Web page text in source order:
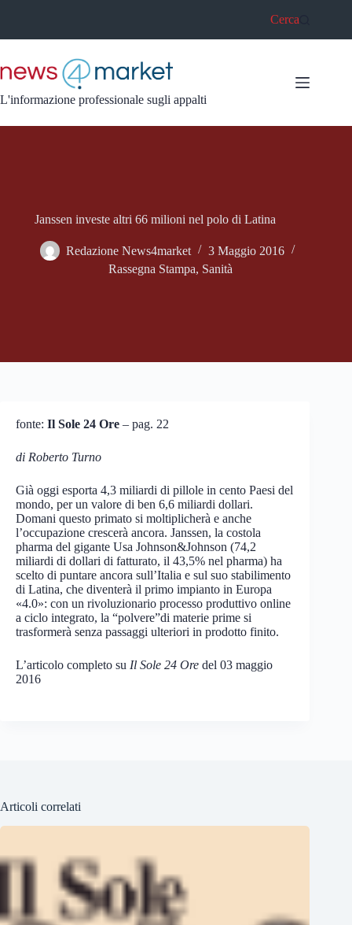
Cerca
L'informazione professionale sugli appalti
Janssen investe altri 66 milioni nel polo di Latina
Redazione News4market
3 Maggio 2016
Rassegna Stampa, Sanità
fonte: Il Sole 24 Ore – pag. 22
di Roberto Turno
Già oggi esporta 4,3 miliardi di pillole in cento Paesi del
mondo, per un valore di ben 6,6 miliardi dollari.
Domani questo primato si moltiplicherà e anche
l’occupazione crescerà ancora. Janssen, la costola
pharma del gigante Usa Johnson&Johnson (74,2
miliardi di dollari di fatturato, il 43,5% nel pharma) ha
scelto di puntare ancora sull’Italia e sul suo stabilimento
di Latina, che diventerà il primo impianto in Europa
«4.0»: con un rivoluzionario processo produttivo online
a ciclo integrato, la “polvere”di materie prime si
trasformerà senza passaggi ulteriori in prodotto finito.
L’articolo completo su Il Sole 24 Ore del 03 maggio
2016
Articoli correlati